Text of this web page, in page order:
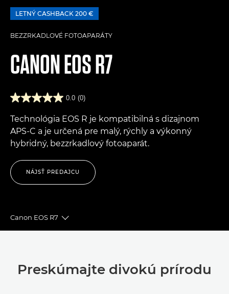
LETNÝ CASHBACK 200 €
BEZZRKADLOVÉ FOTOAPARÁTY
CANONEOS R7
0.0 (0)
Technológia EOS R je kompatibilná s dizajnom
APS-C a je určená pre malý, rýchly a výkonný
hybridný, bezzrkadlový fotoaparát.
NÁJSŤ PREDAJCU
Canon EOS R7
Toggle breadcrumbs
Technické parametre
Preskúmajte divokú prírodu